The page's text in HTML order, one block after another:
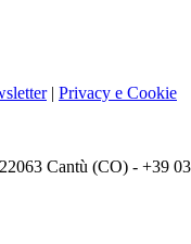
| Privacy e Cookie
Cantù (CO) - +39